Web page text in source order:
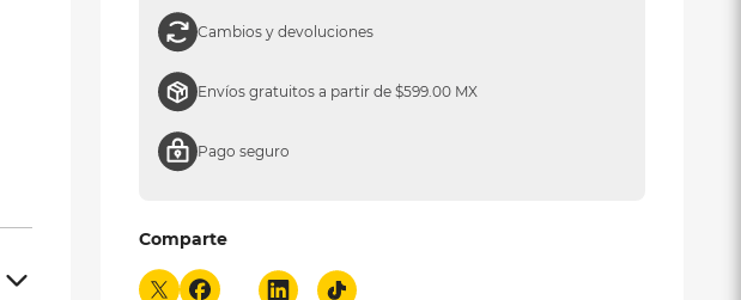
Cambios y devoluciones
Envíos gratuitos a partir de $599.00 MX
Pago seguro
Comparte